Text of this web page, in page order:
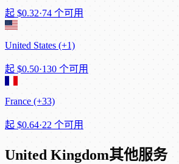
起 $0.32·74 个可用
United States (+1)
起 $0.50·130 个可用
France (+33)
起 $0.64·22 个可用
United Kingdom其他服务